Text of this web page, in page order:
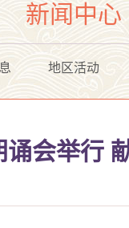
新闻中心
地区活动
会举行